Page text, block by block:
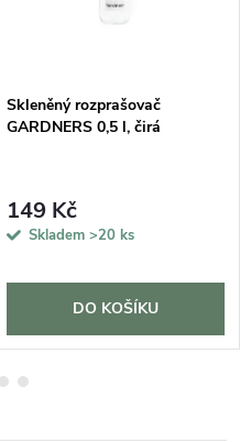
Skleněný rozprašovač
GARDNERS 0,5 l, čirá
149 Kč
Skladem >20 ks
DO KOŠÍKU